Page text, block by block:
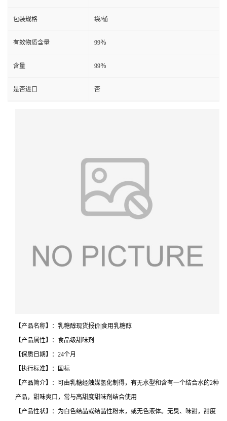
包装规格 袋/桶
有效物质含量 99％
含量 99％
是否进口 否
【产品名称】：乳糖醇现货报价|食用乳糖醇
【产品属性】：食品级甜味剂
【保质日期】：24个月
【执行标准】：国标
【产品简介】：可由乳糖经触媒氢化制得，有无水型和含有一个结合水的2种
产品，甜味爽口，常与高甜度甜味剂结合使用
【产品性状】：为白色结晶或结晶性粉末，或无色液体。无臭、味甜，甜度